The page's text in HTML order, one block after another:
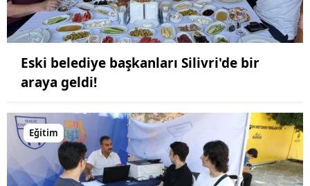
Eski belediye başkanları Silivri'de bir
araya geldi!
Eğitim